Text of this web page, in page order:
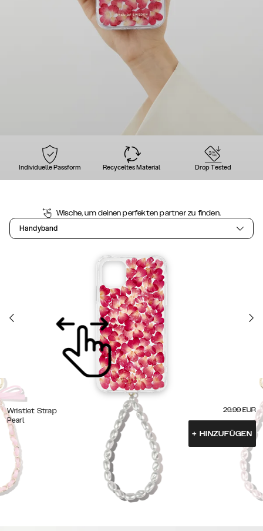
Individuelle Passform Recyceltes Material Drop Tested
Wische, um deinen perfekten partner zu finden.
Handyband
Wristlet Strap
Pearl
29.99 EUR
+ HINZUFÜGEN